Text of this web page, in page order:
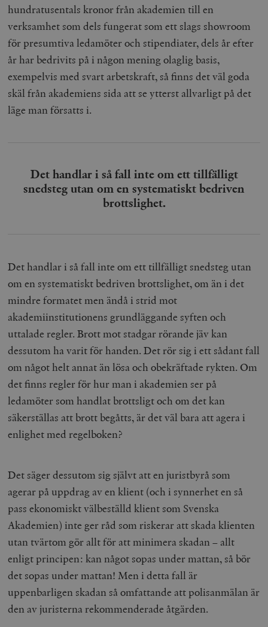
hundratusentals kronor från akademien till en
verksamhet som dels fungerat som ett slags showroom
för presumtiva ledamöter och stipendiater, dels år efter
år har bedrivits på i någon mening olaglig basis,
exempelvis med svart arbetskraft, så finns det väl goda
skäl från akademiens sida att se ytterst allvarligt på det
läge man försatts i.
Det handlar i så fall inte om ett tillfälligt
snedsteg utan om en systematiskt bedriven
brottslighet.
Det handlar i så fall inte om ett tillfälligt snedsteg utan
om en systematiskt bedriven brottslighet, om än i det
mindre formatet men ändå i strid mot
akademiinstitutionens grundläggande syften och
uttalade regler. Brott mot stadgar rörande jäv kan
dessutom ha varit för handen. Det rör sig i ett sådant fall
om något helt annat än lösa och obekräftade rykten. Om
det finns regler för hur man i akademien ser på
ledamöter som handlat brottsligt och om det kan
säkerställas att brott begåtts, är det väl bara att agera i
enlighet med regelboken?
Det säger dessutom sig självt att en juristbyrå som
agerar på uppdrag av en klient (och i synnerhet en så
pass ekonomiskt välbeställd klient som Svenska
Akademien) inte ger råd som riskerar att skada klienten
utan tvärtom gör allt för att minimera skadan – allt
enligt principen: kan något sopas under mattan, så bör
det sopas under mattan! Men i detta fall är
uppenbarligen skadan så omfattande att polisanmälan är
den av juristerna rekommenderade åtgärden.